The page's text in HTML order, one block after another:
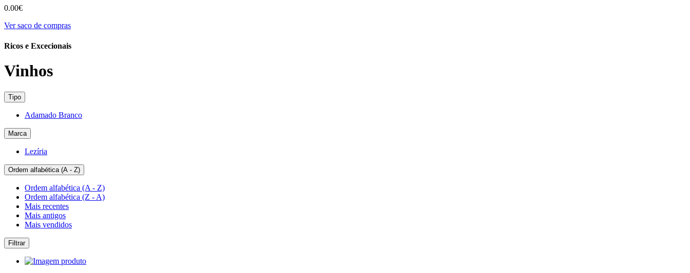
0.00€
Ver saco de compras
Ricos e Excecionais
Vinhos
Tipo
Adamado Branco
Marca
Lezíria
Ordem alfabética (A - Z)
Ordem alfabética (A - Z)
Ordem alfabética (Z - A)
Mais recentes
Mais antigos
Mais vendidos
Filtrar